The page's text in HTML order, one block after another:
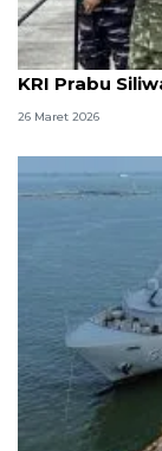
TNI AL
KRI Prabu
26 Maret 2026